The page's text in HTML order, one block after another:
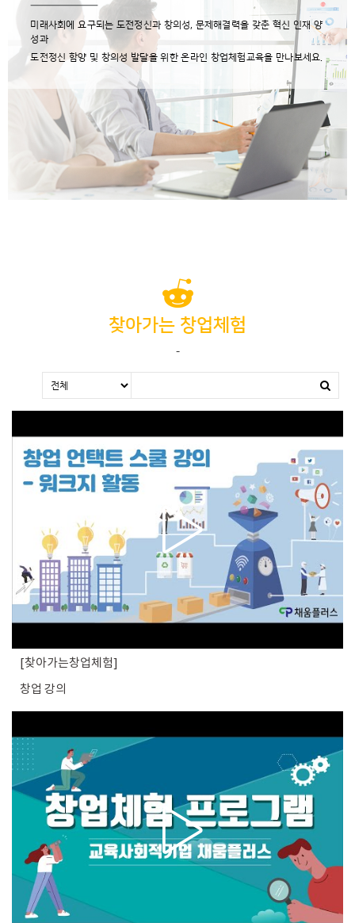
미래사회에 요구되는 도전정신과 창의성, 문제해결력을 갖춘 혁신 인재 양
성과
도전정신 함양 및 창의성 발달을 위한 온라인 창업체험교육을 만나보세요.
찾아가는 창업체험
-
찾아가는창업체험
창업 강의